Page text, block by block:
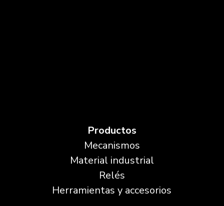
Productos
Mecanismos
Material industrial
Relés
Herramientas y accesorios